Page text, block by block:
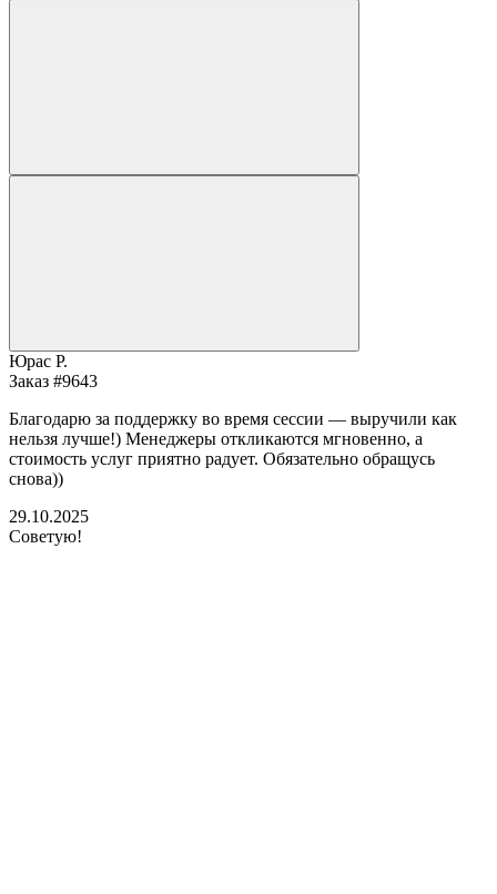
Юрас Р.
Заказ #9643
Благодарю за поддержку во время сессии — выручили как
нельзя лучше!) Менеджеры откликаются мгновенно, а
стоимость услуг приятно радует. Обязательно обращусь
снова))
29.10.2025
Советую!